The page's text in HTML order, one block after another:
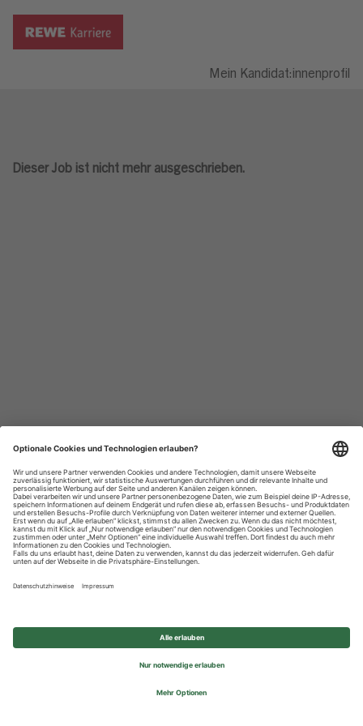
Mein Kandidat:innenprofil
Dieser Job ist nicht mehr ausgeschrieben.
Datenschutzhinweise
Impressum
Privatsphäre-Einstellungen
© 2026 REWE Group - All rights reserved